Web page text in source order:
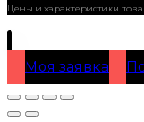
Цены и характеристики
Моя заявка